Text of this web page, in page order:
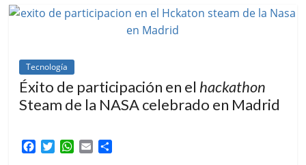
Tecnología
Éxito de participación en el hackathon
Steam de la NASA celebrado en Madrid
W